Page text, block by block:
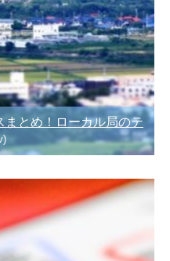
とめ！ローカル局のテ